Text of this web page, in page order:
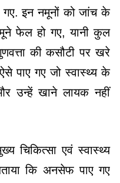
गए. इन नमूनों को जांच के
फेल हो गए, यानी कुल
की कसौटी पर खरे
पाए गए जो स्वास्थ्य के
उन्हें खाने लायक नहीं
चिकित्सा एवं स्वास्थ्य
कि अनसेफ पाए गए